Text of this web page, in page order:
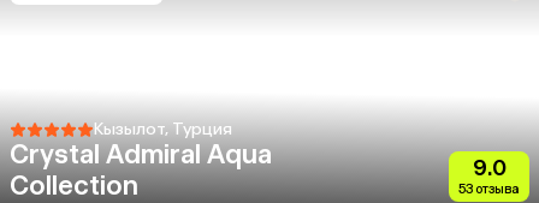
Кызылот, Турция
Crystal Admiral Aqua
Collection
9.0
53 отзыва